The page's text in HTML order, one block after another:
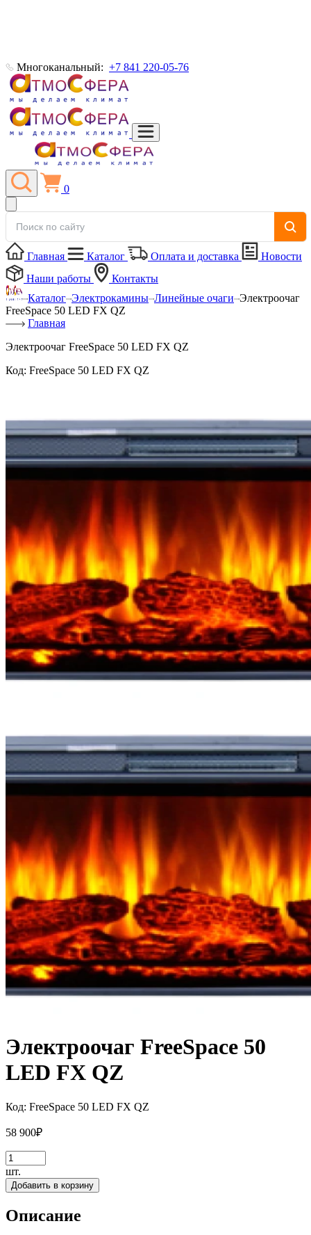
Многоканальный: +7 841 220-05-76
0
Главная Каталог Оплата и доставка
Новости
Наши работы
Контакты
Каталог Электрокамины Линейные очаги Электроочаг
FreeSpace 50 LED FX QZ
Главная
Электроочаг FreeSpace 50 LED FX QZ
Код: FreeSpace 50 LED FX QZ
Электроочаг FreeSpace 50
LED FX QZ
Код: FreeSpace 50 LED FX QZ
58 900₽
шт.
Добавить в корзину
Описание